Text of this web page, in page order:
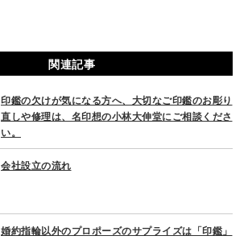
関連記事
印鑑の欠けが気になる方へ、大切なご印鑑のお彫り
直しや修理は、名印想の小林大伸堂にご相談くださ
い。
会社設立の流れ
婚約指輪以外のプロポーズのサプライズは「印鑑」